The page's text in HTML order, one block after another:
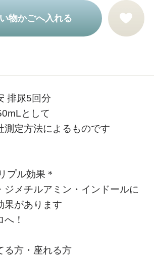
物かごへ入れる
排尿5回分
として
測定方法によるものです
プル効果＊
ジメチルアミン・インドールに
果があります
！
る方・座れる方